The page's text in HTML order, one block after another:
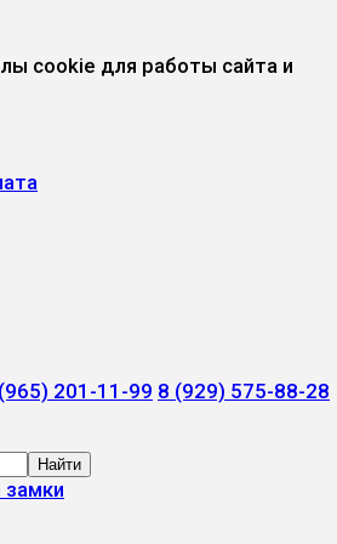
cookie для работы сайта и
201-11-99 8 (929) 575-88-28
Найти